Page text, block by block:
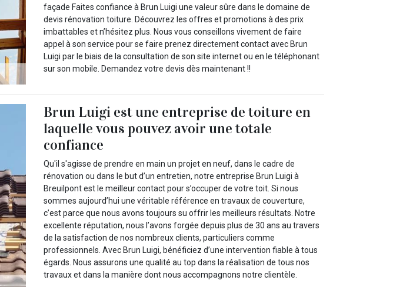
façade Faites confiance à Brun Luigi une valeur sûre dans le domaine de
devis rénovation toiture. Découvrez les offres et promotions à des prix
imbattables et n’hésitez plus. Nous vous conseillons vivement de faire
appel à son service pour se faire prenez directement contact avec Brun
Luigi par le biais de la consultation de son site internet ou en le téléphonant
sur son mobile. Demandez votre devis dès maintenant !!
Brun Luigi est une entreprise de toiture en
laquelle vous pouvez avoir une totale
confiance
Qu'il s'agisse de prendre en main un projet en neuf, dans le cadre de
rénovation ou dans le but d’un entretien, notre entreprise Brun Luigi à
Breuilpont est le meilleur contact pour s’occuper de votre toit. Si nous
sommes aujourd’hui une véritable référence en travaux de couverture,
c’est parce que nous avons toujours su offrir les meilleurs résultats. Notre
excellente réputation, nous l’avons forgée depuis plus de 30 ans au travers
de la satisfaction de nos nombreux clients, particuliers comme
professionnels. Avec Brun Luigi, bénéficiez d’une intervention fiable à tous
égards. Nous assurons une qualité au top dans la réalisation de tous nos
travaux et dans la manière dont nous accompagnons notre clientèle.